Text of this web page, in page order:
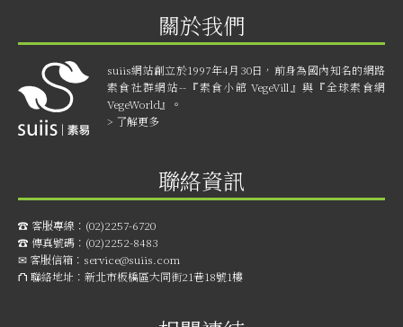
關於我們
suiis網站創立於1997年4月30日，前身為國內知名的網路
素食社群網站--『素食小館 VegeVill』與『全球素食網
VegeWorld』。
> 了解更多
聯絡資訊
☎︎ 客服專線： (02)2257-6720
☎︎ 傳真號碼： (02)2252-8483
✉ 客服信箱： service@suiis.com
⛫ 聯絡地址： 新北市板橋區大同街21巷18號1樓